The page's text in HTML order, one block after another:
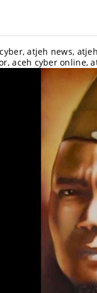
atjeh news,
aceh cyber online,